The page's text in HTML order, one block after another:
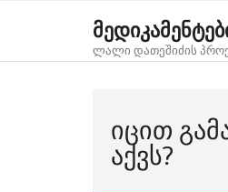
ლალი დათეშიძის
ᲘᲪᲘᲗ
ᲐᲥᲕᲡ?